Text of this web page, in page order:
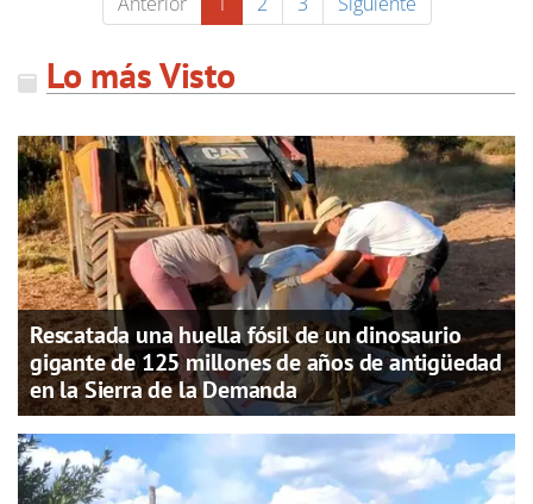
Lo más Visto
Rescatada una huella fósil de un dinosaurio
gigante de 125 millones de años de antigüedad
en la Sierra de la Demanda